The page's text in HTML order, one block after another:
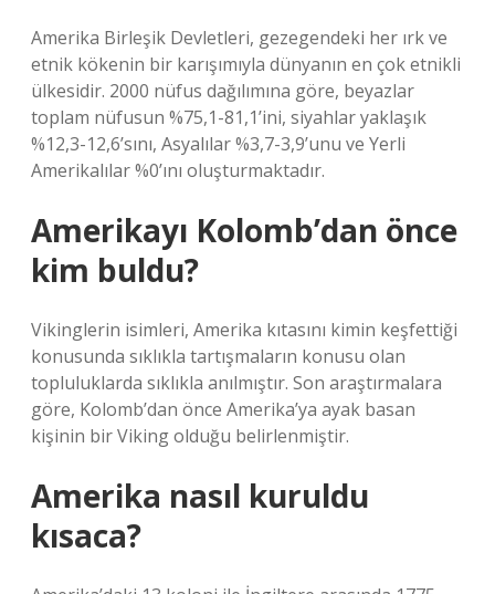
Amerika Birleşik Devletleri, gezegendeki her ırk ve
etnik kökenin bir karışımıyla dünyanın en çok etnikli
ülkesidir. 2000 nüfus dağılımına göre, beyazlar
toplam nüfusun %75,1-81,1’ini, siyahlar yaklaşık
%12,3-12,6’sını, Asyalılar %3,7-3,9’unu ve Yerli
Amerikalılar %0’ını oluşturmaktadır.
Amerikayı Kolomb’dan önce
kim buldu?
Vikinglerin isimleri, Amerika kıtasını kimin keşfettiği
konusunda sıklıkla tartışmaların konusu olan
topluluklarda sıklıkla anılmıştır. Son araştırmalara
göre, Kolomb’dan önce Amerika’ya ayak basan
kişinin bir Viking olduğu belirlenmiştir.
Amerika nasıl kuruldu
kısaca?